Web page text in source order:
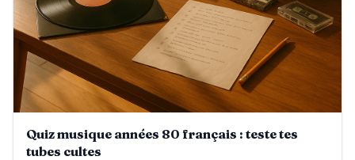
Quiz musique années 80 français : teste tes
tubes cultes